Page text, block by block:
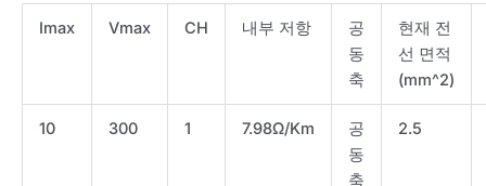
Imax Vmax CH 내부 저항
공
동
축
현재 전
선 면적
(mm^2)
10 300 1 7.98Ω/Km
공
동
축
2.5